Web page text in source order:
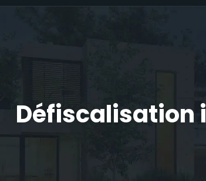
Défiscalisation